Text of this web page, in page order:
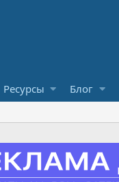
Ресурсы Блог